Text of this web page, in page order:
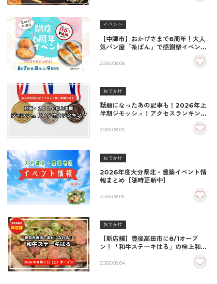
イベント
【中津市】おかげさまで6周年！大人
気パン屋「糸ぱん」で感謝祭イベント
♪（8/7〜8/9）
2026.08.06
おでかけ
話題になったあの記事も！2026年上
半期ジモッシュ！アクセスランキング
2026.08.05
おでかけ
2026年度大分県北・豊築イベント情
報まとめ【随時更新中】
2026.08.05
おでかけ
【新店舗】豊後高田市に8/1オープ
ン！「和牛ステーキはる」の極上和牛
2026.08.04